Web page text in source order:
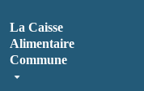
La Caisse
Alimentaire
Commune